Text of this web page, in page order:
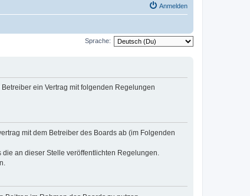
Anmelden
Sprache:
ein Vertrag mit folgenden Regelungen
mit dem Betreiber des Boards ab (im Folgenden
an dieser Stelle veröffentlichten Regelungen.